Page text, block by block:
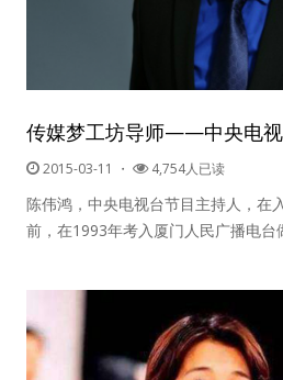
传媒梦工坊导师——中央电
2015-03-11 ・ 4,754人已读
陈伟鸿，中央电视台节目主持人，在
前，在1993年考入厦门人民广播电台